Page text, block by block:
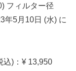
フィルター径
年5月10日 (水) に
込)：¥ 13,950